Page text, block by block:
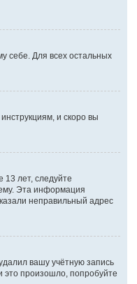
себе. Для всех остальных
и скоро вы
13 лет, следуйте
Эта информация
неправильный адрес
вашу учётную запись
произошло, попробуйте